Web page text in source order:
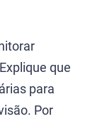
que
para
Por